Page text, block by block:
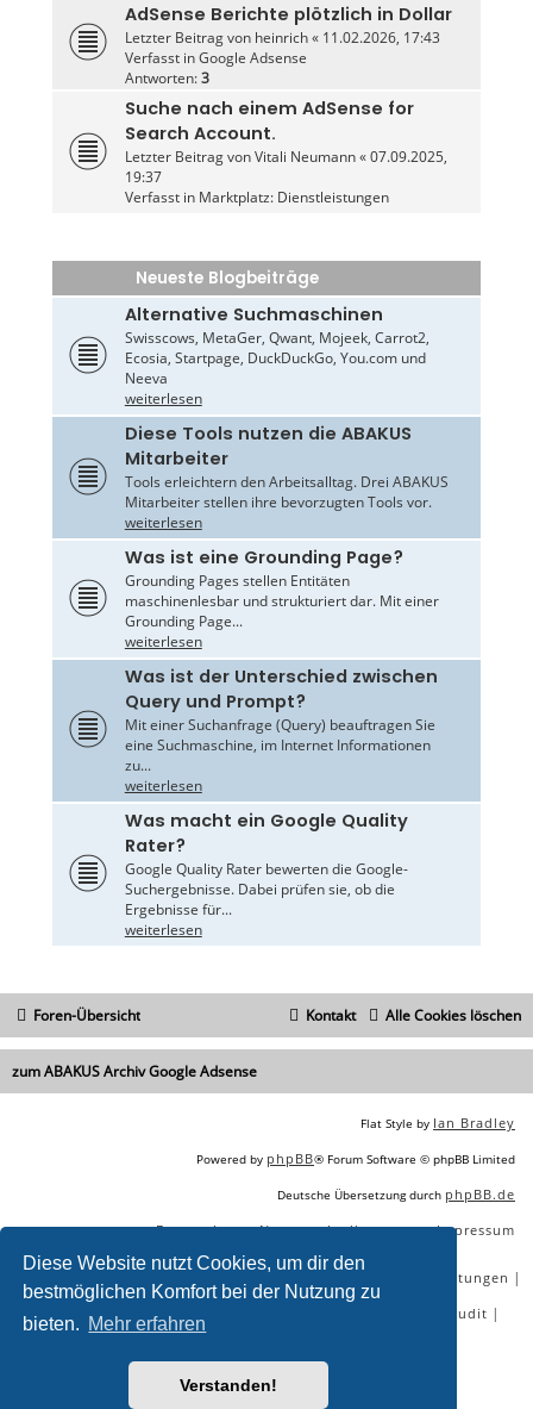
Diese Website nutzt Cookies, um dir den
bestmöglichen Komfort bei der Nutzung zu
bieten. Mehr erfahren
Verstanden!
AdSense Berichte plötzlich in Dollar
Letzter Beitrag von heinrich« 11.02.2026, 17:43
Verfasst inGoogle Adsense
Antworten:3
Suche nach einem AdSense for
Search Account.
Letzter Beitrag vonVitali Neumann«07.09.2025,
19:37
Verfasst in Marktplatz: Dienstleistungen
Neueste Blogbeiträge
Alternative Suchmaschinen
Swisscows, MetaGer, Qwant, Mojeek, Carrot2,
Ecosia, Startpage, DuckDuckGo, You.com und
Neeva
weiterlesen
Diese Tools nutzen die ABAKUS
Mitarbeiter
Tools erleichtern den Arbeitsalltag. Drei ABAKUS
Mitarbeiter stellen ihre bevorzugten Tools vor.
weiterlesen
Was ist eine Grounding Page?
Grounding Pages stellen Entitäten
maschinenlesbar und strukturiert dar. Mit einer
Grounding Page...
weiterlesen
Was ist der Unterschied zwischen
Query und Prompt?
Mit einer Suchanfrage (Query) beauftragen Sie
eine Suchmaschine, im Internet Informationen
zu...
weiterlesen
Was macht ein Google Quality
Rater?
Google Quality Rater bewerten die Google-
Suchergebnisse. Dabei prüfen sie, ob die
Ergebnisse für...
weiterlesen
Foren-Übersicht Alle Cookies löschen
Kontakt
zum ABAKUS Archiv Google Adsense
Flat Style by Ian Bradley
Powered by phpBB® Forum Software © phpBB Limited
Deutsche Übersetzung durch phpBB.de
Datenschutz|Nutzungsbedingungen|Impressum
SEO Online Tools SEO Dienstleistungen |
SEO Workshops | SEO Beratung SEO Audit |